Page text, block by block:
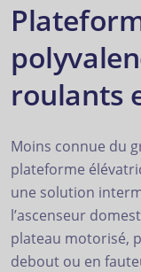
roulants
Moins connue du
plateforme
une solution
l’ascenseur
plateau motorisé,
debout ou en